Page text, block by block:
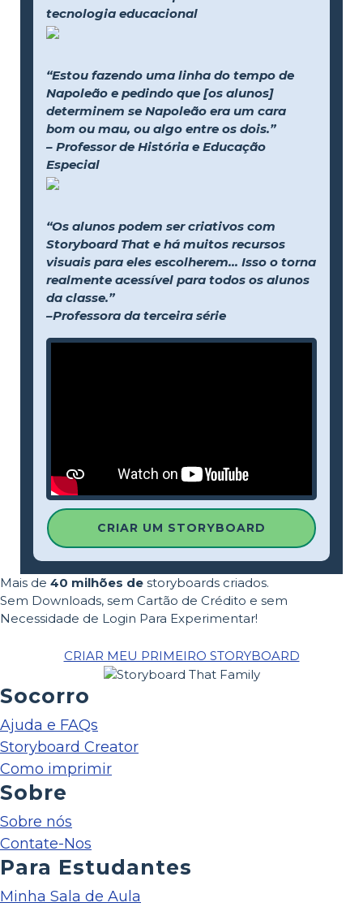
tecnologia educacional
“Estou fazendo uma linha do tempo de
Napoleão e pedindo que [os alunos]
determinem se Napoleão era um cara
bom ou mau, ou algo entre os dois.”
– Professor de História e Educação
Especial
“Os alunos podem ser criativos com
Storyboard That e há muitos recursos
visuais para eles escolherem... Isso o torna
realmente acessível para todos os alunos
da classe.”
–Professora da terceira série
CRIAR UM STORYBOARD
Mais de 40 milhões de storyboards criados.
Sem Downloads, sem Cartão de Crédito e sem
Necessidade de Login Para Experimentar!
CRIAR MEU PRIMEIRO STORYBOARD
Socorro
Ajuda e FAQs
Storyboard Creator
Como imprimir
Sobre
Sobre nós
Contate-Nos
Para Estudantes
Minha Sala de Aula